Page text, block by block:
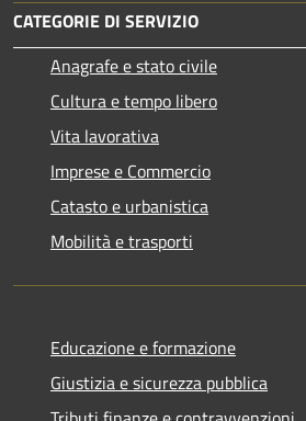
CATEGORIE DI SERVIZIO
Anagrafe e stato civile
Cultura e tempo libero
Vita lavorativa
Imprese e Commercio
Catasto e urbanistica
Mobilità e trasporti
Educazione e formazione
Giustizia e sicurezza pubblica